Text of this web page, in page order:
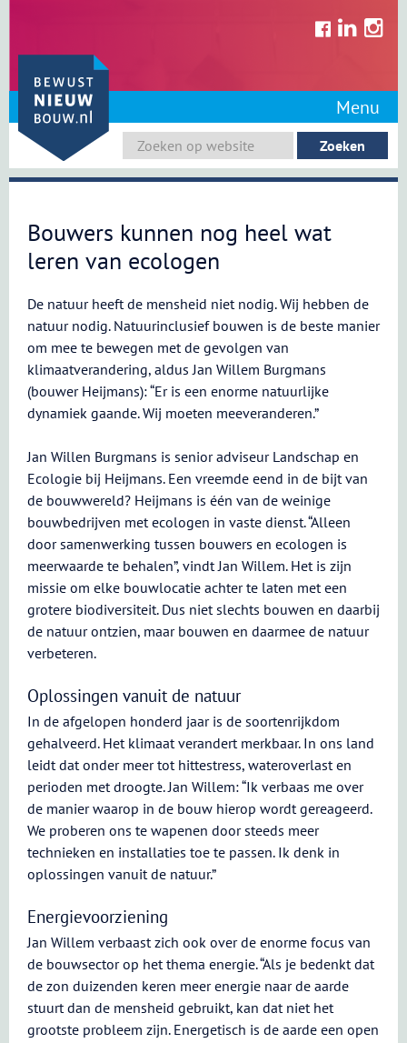
content
Menu
Bouwers kunnen nog heel wat
leren van ecologen
De natuur heeft de mensheid niet nodig. Wij hebben de
natuur nodig. Natuurinclusief bouwen is de beste manier
om mee te bewegen met de gevolgen van
klimaatverandering, aldus Jan Willem Burgmans
(bouwer Heijmans): “Er is een enorme natuurlijke
dynamiek gaande. Wij moeten meeveranderen.”
Jan Willen Burgmans is senior adviseur Landschap en
Ecologie bij Heijmans. Een vreemde eend in de bijt van
de bouwwereld? Heijmans is één van de weinige
bouwbedrijven met ecologen in vaste dienst. “Alleen
door samenwerking tussen bouwers en ecologen is
meerwaarde te behalen”, vindt Jan Willem. Het is zijn
missie om elke bouwlocatie achter te laten met een
grotere biodiversiteit. Dus niet slechts bouwen en daarbij
de natuur ontzien, maar bouwen en daarmee de natuur
verbeteren.
Oplossingen vanuit de natuur
In de afgelopen honderd jaar is de soortenrijkdom
gehalveerd. Het klimaat verandert merkbaar. In ons land
leidt dat onder meer tot hittestress, wateroverlast en
perioden met droogte. Jan Willem: “Ik verbaas me over
de manier waarop in de bouw hierop wordt gereageerd.
We proberen ons te wapenen door steeds meer
technieken en installaties toe te passen. Ik denk in
oplossingen vanuit de natuur.”
Energievoorziening
Jan Willem verbaast zich ook over de enorme focus van
de bouwsector op het thema energie. “Als je bedenkt dat
de zon duizenden keren meer energie naar de aarde
stuurt dan de mensheid gebruikt, kan dat niet het
grootste probleem zijn. Energetisch is de aarde een open